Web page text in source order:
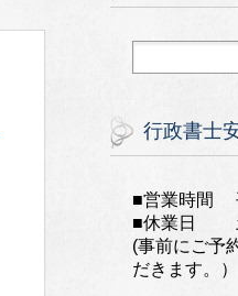
行政書士
■営業時間
■休業日
(事前にご予
だきます。）